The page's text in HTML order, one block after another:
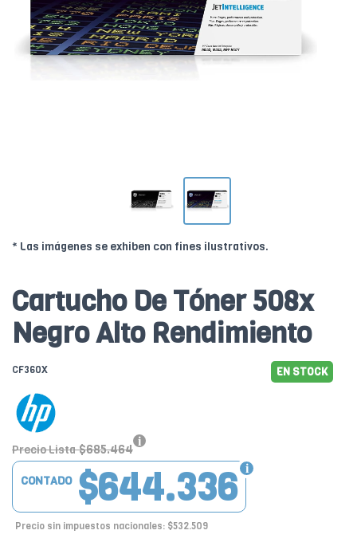
* Las imágenes se exhiben con fines ilustrativos.
Cartucho De Tóner 508x
Negro Alto Rendimiento
CF360X EN STOCK
Precio Lista $685.464
$644.336
CONTADO
Precio sin impuestos nacionales: $532.509